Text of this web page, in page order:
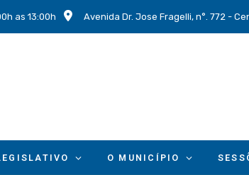
as 13:00h Avenida Dr. Jose Fragelli, n°. 772 -
O MUNICÍPIO